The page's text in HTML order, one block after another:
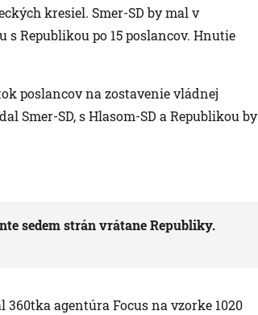
kresiel. Smer-SD by mal v
s Republikou po 15 poslancov. Hnutie
poslancov na zostavenie vládnej
Smer-SD, s Hlasom-SD a Republikou by
sedem strán vrátane Republiky.
agentúra Focus na vzorke 1020